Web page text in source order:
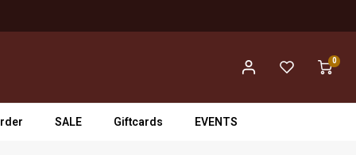
0
SALE Giftcards EVENTS